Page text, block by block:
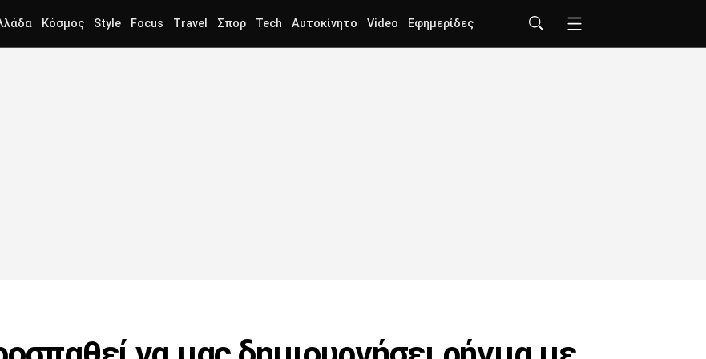
Κόσμος Style Focus Travel Σπορ Tech Αυτοκίνητο Video Εφημερίδες